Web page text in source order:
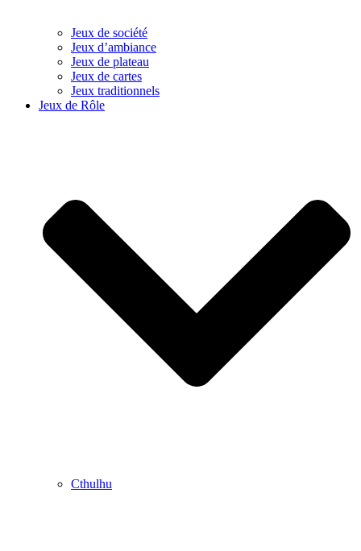
Jeux de société
Jeux d’ambiance
Jeux de plateau
Jeux de cartes
Jeux traditionnels
Jeux de Rôle
Cthulhu